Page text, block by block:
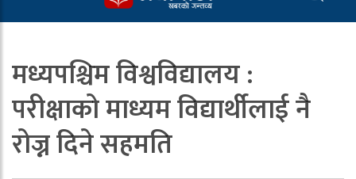
मध्यपश्चिम विश्वविद्यालय :
परीक्षाको माध्यम विद्यार्थीलाई नै
रोज्न दिने सहमति